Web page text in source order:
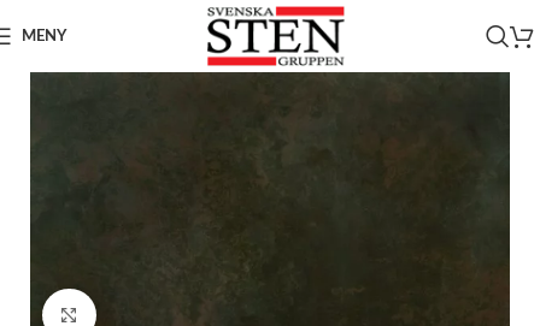
MENY
Click to enlarge